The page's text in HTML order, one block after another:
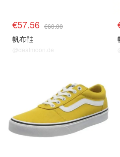
€57.56 €60.00
帆布鞋
@dealmoon.de